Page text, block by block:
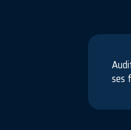
ses